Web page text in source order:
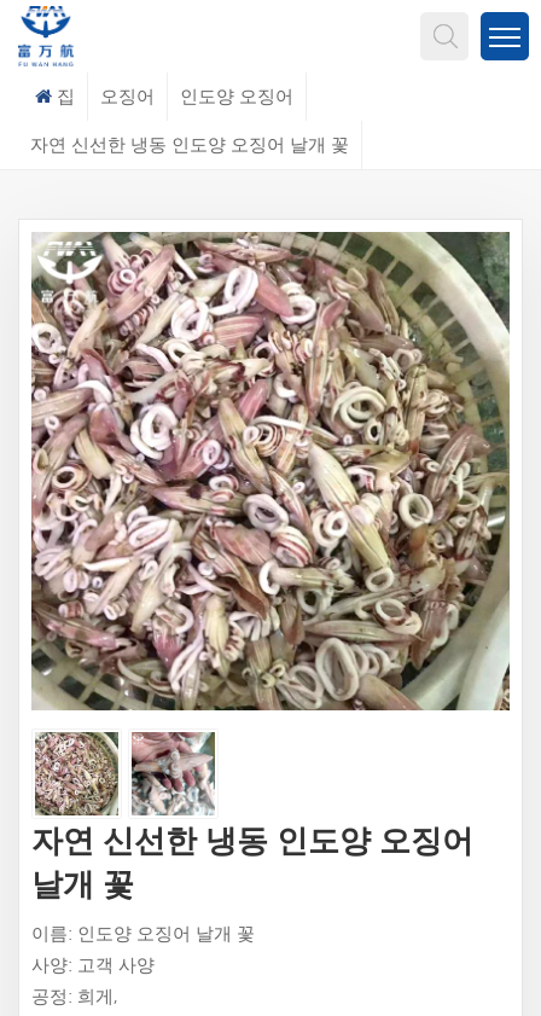
집 오징어 인도양 오징어
자연 신선한 냉동 인도양 오징어 날개 꽃
자연 신선한 냉동 인도양 오징어
날개 꽃
이름: 인도양 오징어 날개 꽃
사양: 고객 사양
공정: 희게,